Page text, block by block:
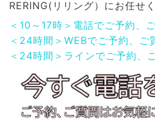
RERING(リリング）にお任せく
＜10～17時＞電話でご予約、
＜24時間＞WEBでご予約、ご
＜24時間＞ラインでご予約、